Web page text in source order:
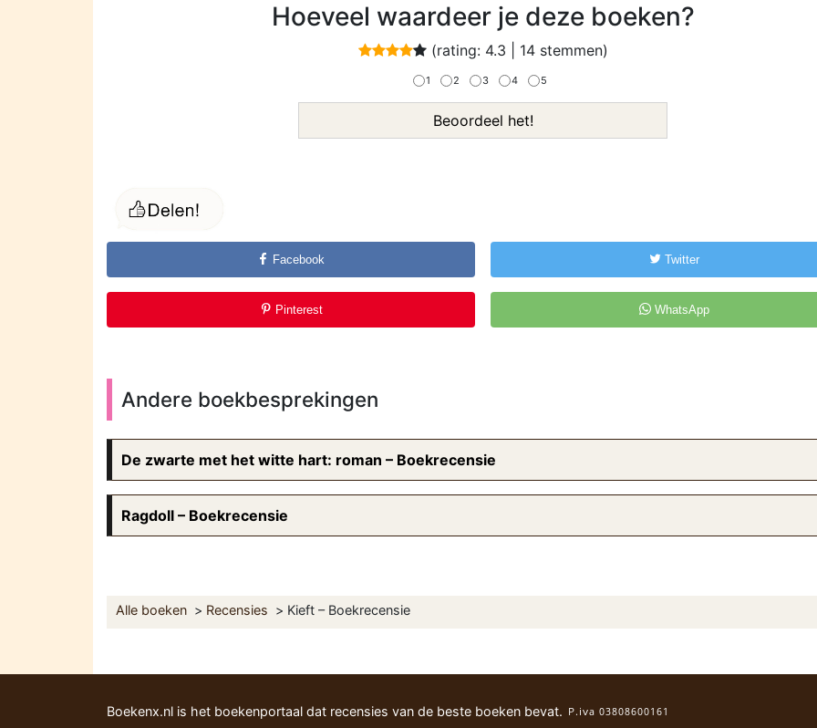
Hoeveel waardeer je deze boeken?
(rating: 4.3 14stemmen)
1 2 3 4 5
Beoordeel het!
Facebook Twitter
Pinterest WhatsApp
Andere boekbesprekingen
De zwarte met het witte hart: roman – Boekrecensie
Ragdoll – Boekrecensie
Alle boeken Recensies Kieft – Boekrecensie
Boekenx.nl is het boekenportaal dat recensies van de beste boeken bevat.